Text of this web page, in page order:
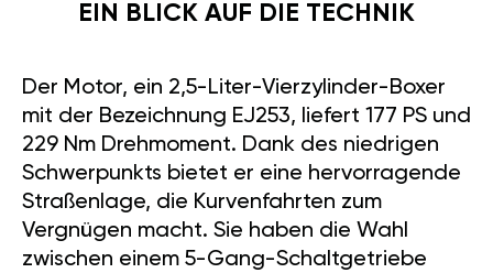
EIN BLICK AUF DIE TECHNIK
Der Motor, ein 2,5-Liter-Vierzylinder-Boxer
mit der Bezeichnung EJ253, liefert 177 PS und
229 Nm Drehmoment. Dank des niedrigen
Schwerpunkts bietet er eine hervorragende
Straßenlage, die Kurvenfahrten zum
Vergnügen macht. Sie haben die Wahl
zwischen einem 5-Gang-Schaltgetriebe